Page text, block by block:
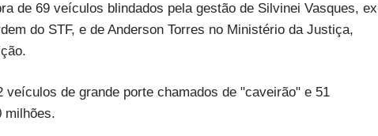
de 69 veículos blindados pela gestão de Silvinei Vasques,
do STF, e de Anderson Torres no Ministério da Justiça,
de grande porte chamados de "caveirão" e 51
milhões.